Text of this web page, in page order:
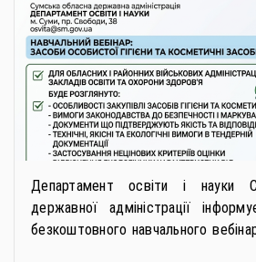
засоби у публічних
сформувати вимоги
безпечну і якісну
Департамент освіти і науки
державної адміністрації
безкоштовного навчального